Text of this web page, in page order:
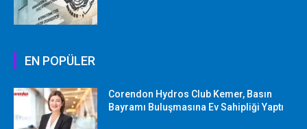
EN POPÜLER
Corendon Hydros Club Kemer, Basın
Bayramı Buluşmasına Ev Sahipliği Yaptı